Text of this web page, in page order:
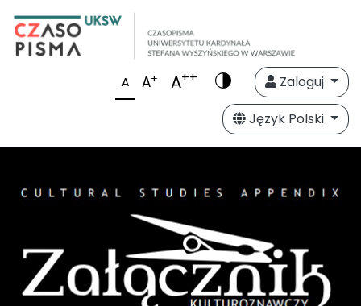
A A+ A++
Zaloguj
Język Polski